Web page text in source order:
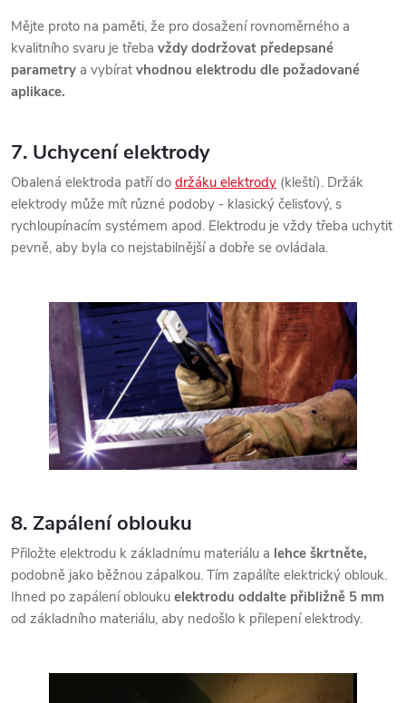
Mějte proto na paměti, že pro dosažení rovnoměrného a
kvalitního svaru je třeba vždy dodržovat předepsané
parametry a vybírat vhodnou elektrodu dle požadované
aplikace.
7. Uchycení elektrody
Obalená elektroda patří do držáku elektrody (kleští). Držák
elektrody může mít různé podoby - klasický čelisťový, s
rychloupínacím systémem apod. Elektrodu je vždy třeba uchytit
pevně, aby byla co nejstabilnější a dobře se ovládala.
8. Zapálení oblouku
Přiložte elektrodu k základnímu materiálu a lehce škrtněte,
podobně jako běžnou zápalkou. Tím zapálíte elektrický oblouk.
Ihned po zapálení oblouku elektrodu oddalte přibližně 5 mm
od základního materiálu, aby nedošlo k přilepení elektrody.